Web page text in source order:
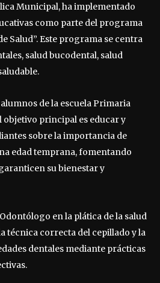
Municipal, ha implementado
como parte del programa
Salud”. Este programa se centra
salud bucodental, salud
de la escuela Primaria
objetivo principal es educar y
sobre la importancia de
edad temprana, fomentando
su bienestar y
en la plática de la salud
técnica correcta del cepillado y la
dentales mediante prácticas